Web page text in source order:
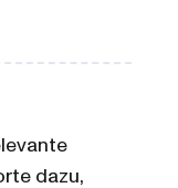
dazu,